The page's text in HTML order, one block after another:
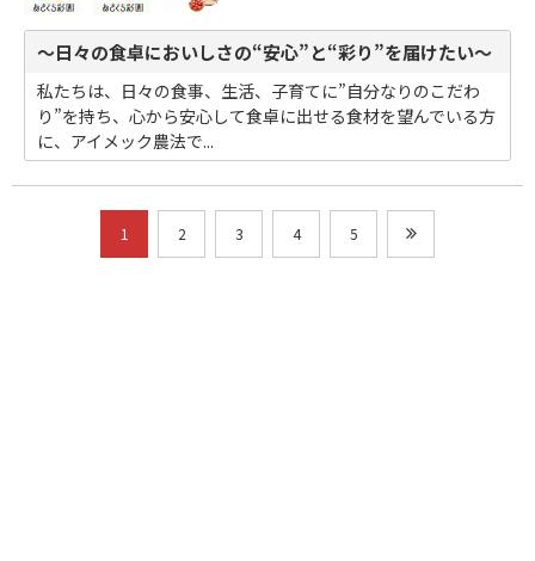
～日々の食卓においしさの“安心”と“彩り”を届けたい～
私たちは、日々の食事、生活、子育てに”自分なりのこだわ
り”を持ち、心から安心して食卓に出せる食材を望んでいる方
に、アイメック農法で...
1 2 3 4 5